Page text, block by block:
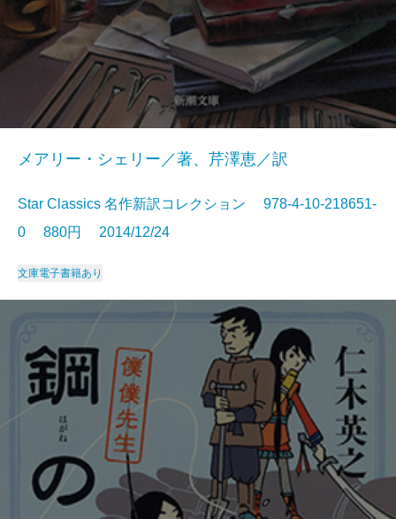
メアリー・シェリー／著、芹澤恵／訳
Star Classics 名作新訳コレクション 978-4-10-218651-
0 880円 2014/12/24
文庫電子書籍あり